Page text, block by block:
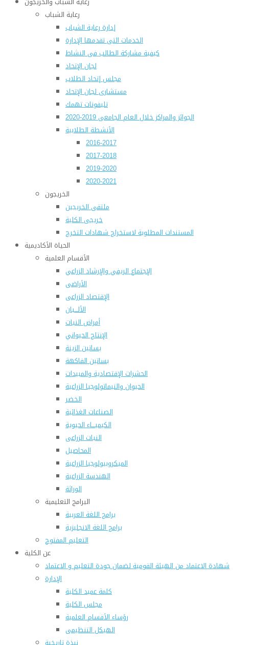
رعاية الشباب
إدارة رعاية الشباب
الخدمات التى تقدمها الإدارة
كيفية مشاركة الطالب فى النشاط
لجان الإتحاد
مجلس إتحاد الطلاب
مستشارى لجان الإتحاد
تليفونات تهمك
الجوائز والمراكز خلال العام الجامعى 2019-2020
الأنشطة الطلابية
2016-2017
2017-2018
2019-2020
2020-2021
الخريجون
ملتقى الخريجين
خريجى الكلية
المستندات المطلوبة لاستخراج شهادات التخرج
الحياة الأكاديمية
الأقسام العلمية
الإجتماع الريفي والإرشاد الزراعي
الأراضى
الإقتصاد الزراعى
الألـــبان
أمراض النبات
الإنتاج الحيواني
بساتين الزينة
بساتين الفاكهة
الحشرات الإقتصادية والمبيدات
الحيوان والنيماتولوجيا الزراعية
الخضر
الصناعات الغذائية
الكيميـــاء الحيوية
النبات الزراعى
المحاصيل
الميكروبيولوجيا الزراعية
الهندسة الزراعية
الوراثة
البرامج التعليمية
برامج اللغة العربية
برامج اللغة الانجليزية
التعليم المفتوح
عن الكلية
شهادة الاعتماد من الهيئة القومية لضمان جودة التعليم و الاعتماد
الإدارة
كلمة عميد الكلية
مجلس الكلية
رؤساء الأقسام العلمية
الهيكل التنظيمى